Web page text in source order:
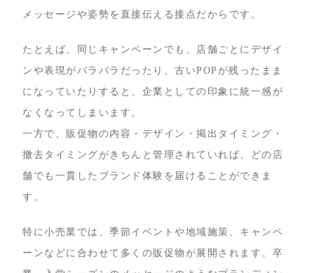
メッセージや姿勢を直接伝える接点だからです。
たとえば、同じキャンペーンでも、店舗ごとにデザイ
ンや表現がバラバラだったり、古いPOPが残ったまま
になっていたりすると、企業としての印象に統一感が
なくなってしまいます。
一方で、販促物の内容・デザイン・掲出タイミング・
撤去タイミングがきちんと管理されていれば、どの店
舗でも一貫したブランド体験を届けることができま
す。
特に小売業では、季節イベントや地域施策、キャンペ
ーンなどに合わせて多くの販促物が展開されます。卒